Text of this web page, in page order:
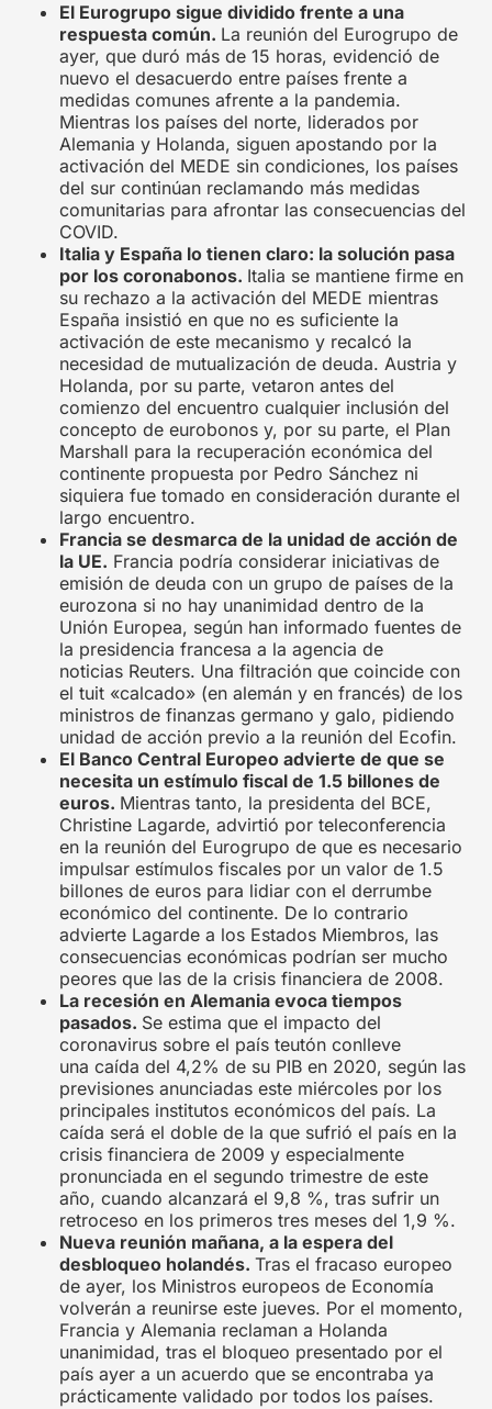
El Eurogrupo sigue dividido frente a una
respuesta común. La reunión del Eurogrupo de
ayer, que duró más de 15 horas, evidenció de
nuevo el desacuerdo entre países frente a
medidas comunes afrente a la pandemia.
Mientras los países del norte, liderados por
Alemania y Holanda, siguen apostando por la
activación del MEDE sin condiciones, los países
del sur continúan reclamando más medidas
comunitarias para afrontar las consecuencias del
COVID.
Italia y España lo tienen claro: la solución pasa
por los coronabonos. Italia se mantiene firme en
su rechazo a la activación del MEDE mientras
España insistió en que no es suficiente la
activación de este mecanismo y recalcó la
necesidad de mutualización de deuda. Austria y
Holanda, por su parte, vetaron antes del
comienzo del encuentro cualquier inclusión del
concepto de eurobonos y, por su parte, el Plan
Marshall para la recuperación económica del
continente propuesta por Pedro Sánchez ni
siquiera fue tomado en consideración durante el
largo encuentro.
Francia se desmarca de la unidad de acción de
la UE. Francia podría considerar iniciativas de
emisión de deuda con un grupo de países de la
eurozona si no hay unanimidad dentro de la
Unión Europea, según han informado fuentes de
la presidencia francesa a la agencia de
noticias Reuters. Una filtración que coincide con
el tuit «calcado» (en alemán y en francés) de los
ministros de finanzas germano y galo, pidiendo
unidad de acción previo a la reunión del Ecofin.
El Banco Central Europeo advierte de que se
necesita un estímulo fiscal de 1.5 billones de
euros. Mientras tanto, la presidenta del BCE,
Christine Lagarde, advirtió por teleconferencia
en la reunión del Eurogrupo de que es necesario
impulsar estímulos fiscales por un valor de 1.5
billones de euros para lidiar con el derrumbe
económico del continente. De lo contrario
advierte Lagarde a los Estados Miembros, las
consecuencias económicas podrían ser mucho
peores que las de la crisis financiera de 2008.
La recesión en Alemania evoca tiempos
pasados. Se estima que el impacto del
coronavirus sobre el país teutón conlleve
una caída del 4,2% de su PIB en 2020, según las
previsiones anunciadas este miércoles por los
principales institutos económicos del país. La
caída será el doble de la que sufrió el país en la
crisis financiera de 2009 y especialmente
pronunciada en el segundo trimestre de este
año, cuando alcanzará el 9,8 %, tras sufrir un
retroceso en los primeros tres meses del 1,9 %.
Nueva reunión mañana, a la espera del
desbloqueo holandés. Tras el fracaso europeo
de ayer, los Ministros europeos de Economía
volverán a reunirse este jueves. Por el momento,
Francia y Alemania reclaman a Holanda
unanimidad, tras el bloqueo presentado por el
país ayer a un acuerdo que se encontraba ya
prácticamente validado por todos los países.